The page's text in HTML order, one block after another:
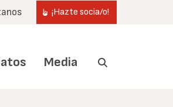
¡Hazte socia/o!
Media